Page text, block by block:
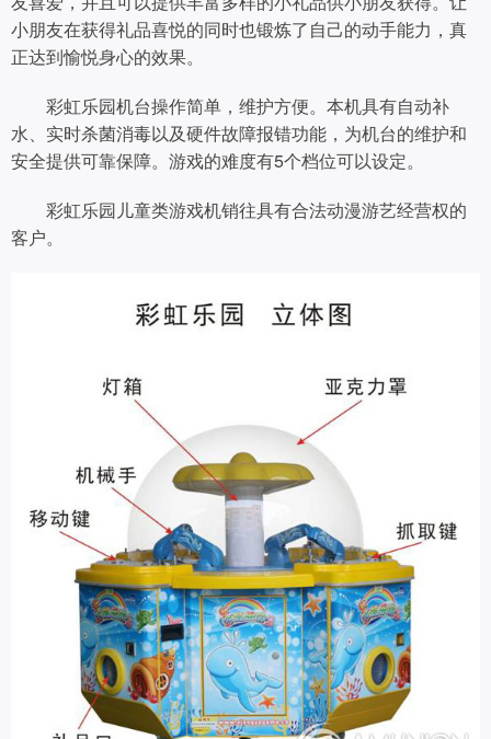
小朋友在获得礼品喜悦的同时也锻炼了自己的动手能力，真
正达到愉悦身心的效果。
彩虹乐园机台操作简单，维护方便。本机具有自动补
水、实时杀菌消毒以及硬件故障报错功能，为机台的维护和
安全提供可靠保障。游戏的难度有5个档位可以设定。
彩虹乐园儿童类游戏机销往具有合法动漫游艺经营权的
客户。